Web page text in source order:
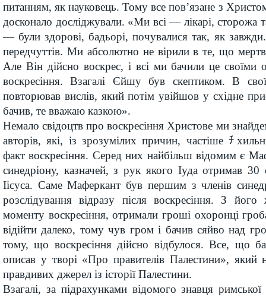
питанням, як науковець. Тому все пов’язане з
досконало досліджували. «Ми всі — лікарі,
— були здорові, бадьорі, почувалися так, як
передчуттів. Ми абсолютно не вірили в те, що
Але Він дійсно воскрес, і всі ми бачили це своїми
воскресіння. Взагалі Єйшу був скептиком. В
повторював вислів, який потім увійшов у східне
бачив, те вважаю казкою».
Немало свідоцтв про воскресіння Христове ми
авторів, які, із зрозумілих причин, частіше ﾁ
факт воскресіння. Серед них найбільш відомим є
синедріону, казначей, з рук якого Іуда отримав 30
Іісуса. Саме Маферкант був першим з членів
розслідування відразу після воскресіння. З
моменту воскресіння, отримали гроші охоронці
відійти далеко, тому чув гром і бачив сяйво над
тому, що воскресіння дійсно відбулося. Все, що
описав у творі «Про правителів Палестини», який
правдивих джерел із історії Палестини.
Взагалі, за підрахунками відомого знавця римської